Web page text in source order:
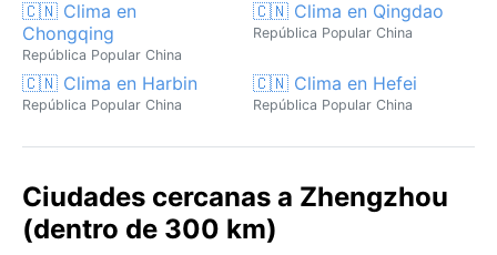
🇨🇳 Clima en
Chongqing
República Popular China
🇨🇳 Clima en Qingdao
República Popular China
🇨🇳 Clima en Harbin
República Popular China
🇨🇳 Clima en Hefei
República Popular China
Ciudades cercanas a Zhengzhou
(dentro de 300 km)